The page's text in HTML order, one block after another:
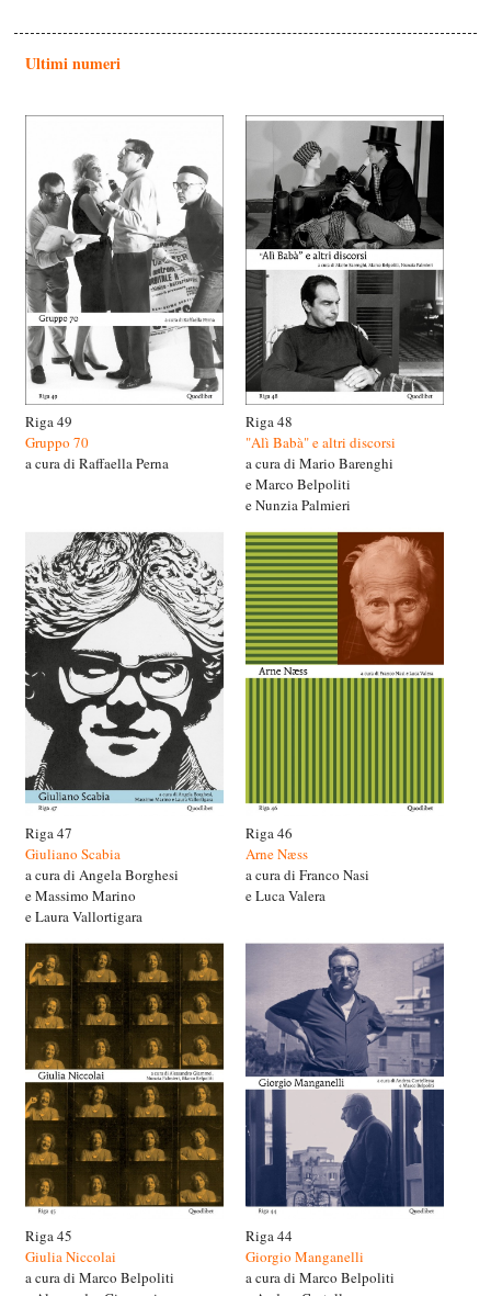
Ultimi numeri
Riga 49
Gruppo 70
a cura di Raffaella Perna
Riga 48
"Alì Babà" e altri discorsi
a cura di Mario Barenghi
e Marco Belpoliti
e Nunzia Palmieri
Riga 47
Giuliano Scabia
a cura di Angela Borghesi
e Massimo Marino
e Laura Vallortigara
Riga 46
Arne Næss
a cura di Franco Nasi
e Luca Valera
Riga 45
Giulia Niccolai
a cura di Marco Belpoliti
Riga 44
Giorgio Manganelli
a cura di Marco Belpoliti